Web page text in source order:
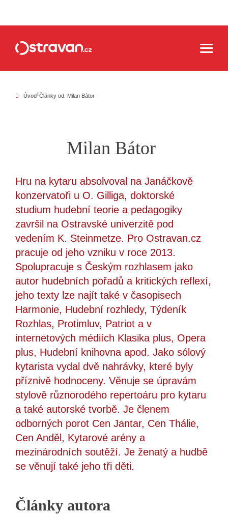
Úvod Články od: Milan Bátor
Milan Bátor
Hru na kytaru absolvoval na Janáčkově
konzervatoři u O. Gilliga, doktorské
studium hudební teorie a pedagogiky
završil na Ostravské univerzitě pod
vedením K. Steinmetze. Pro Ostravan.cz
pracuje od jeho vzniku v roce 2013.
Spolupracuje s Českým rozhlasem jako
autor hudebních pořadů a kritických reflexí,
jeho texty lze najít také v časopisech
Harmonie, Hudební rozhledy, Týdeník
Rozhlas, Protimluv, Patriot a v
internetových médiích Klasika plus, Opera
plus, Hudební knihovna apod. Jako sólový
kytarista vydal dvě nahrávky, které byly
příznivě hodnoceny. Věnuje se úpravám
stylově různorodého repertoáru pro kytaru
a také autorské tvorbě. Je členem
odborných porot Cen Jantar, Cen Thálie,
Cen Anděl, Kytarové arény a
mezinárodních soutěží. Je ženatý a hudbě
se věnují také jeho tři děti.
Články autora